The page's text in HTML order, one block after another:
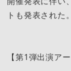
トも発表された。
【第1弾出演ア